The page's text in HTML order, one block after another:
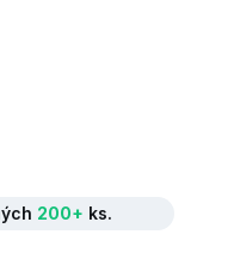
200+ ks.